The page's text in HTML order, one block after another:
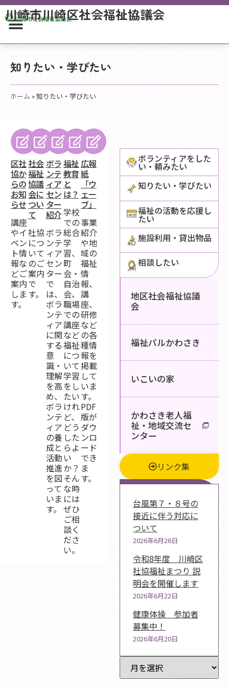
川崎市川崎区社会福祉協議会
知りたい・学びたい
ホーム »知りたい・学びたい
ボランティアをした
い・頼みたい
知りたい・学びたい
福祉の活動を応援し
たい
施設利用・貸出物品
相談したい
地区社会福祉協議
会
福祉パルかわさき
いこいの家
かわさき老人福
祉・地域交流セ
ンター
リンク集
新着情報
台風第７・８号の
接近に伴う対応に
ついて
2026年6月26日
令和8年度 川崎区
社協福祉まつり 説
明会を開催します
2026年6月22日
健康体操 参加者
募集中！
2026年6月20日
過去記事一覧
区社
協か
らの
お知
らせ
講座
やイ
ベン
ト情
報な
どご
案内
しま
す。
社会
福祉
協議
会に
つい
て
社協
につ
いて
のご
案内
で
す。
ボラ
ンテ
ィア
セン
ター
紹介
ボラ
ンテ
ィア
セン
ター
で
は、
ボラ
ンテ
ィア
に関
する
意
識・
理解
を高
め、
ボラ
ンテ
ィア
の養
成と
活動
推進
を図
って
いま
す。
福祉
教育
と
は？
学校
での
総合
学
習、
町
会・
自治
会、
職場
での
講座
など
福祉
につ
いて
学習
をし
たい
けれ
ど、
どう
した
らよ
い
か？
そん
な時
には
ぜひ
ご相
談く
ださ
い。
広報
紙
「ウ
ェー
ブ」
事業
紹介
や地
域の
福祉
情
報、
講
座、
研修
など
の各
種情
報を
掲載
して
いま
す。
PDF
版が
ダウ
ンロ
ード
でき
ま
す。